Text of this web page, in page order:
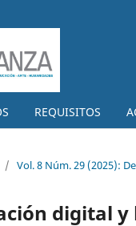
REQUISITOS
/ Vol. 8 Núm. 29 (2025):
digital y